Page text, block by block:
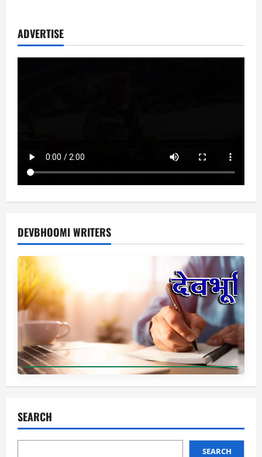
निगाहें,
में
ADVERTISE
DEVBHOOMI WRITERS
SEARCH
SEARCH